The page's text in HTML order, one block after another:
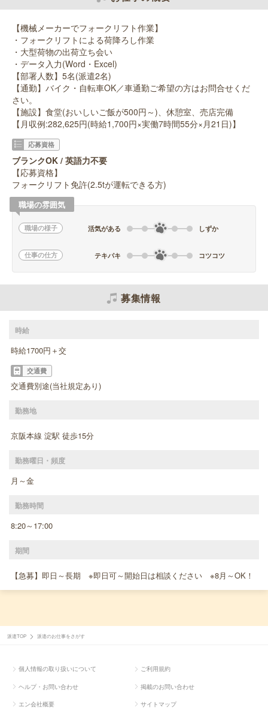
【機械メーカーでフォークリフト作業】
・フォークリフトによる荷降ろし作業
・大型荷物の出荷立ち会い
・データ入力(Word・Excel)
【部署人数】5名(派遣2名)
【通勤】バイク・自転車OK／車通勤ご希望の方はお問合せくだ
さい。
【施設】食堂(おいしいご飯が500円～)、休憩室、売店完備
【月収例:282,625円(時給1,700円×実働7時間55分×月21日)】
応募資格
ブランクOK / 英語力不要
【応募資格】
フォークリフト免許(2.5tが運転できる方)
職場の雰囲気
職場の様子 活気がある しずか
仕事の仕方 テキパキ コツコツ
募集情報
時給
時給1700円＋交
交通費
交通費別途(当社規定あり)
勤務地
京阪本線 淀駅 徒歩15分
勤務曜日・頻度
月～金
勤務時間
8:20～17:00
期間
【急募】即日～長期 ※即日可～開始日は相談ください ※8月～OK！
派遣TOP 派遣のお仕事をさがす
個人情報の取り扱いについて ご利用規約
ヘルプ・お問い合わせ 掲載のお問い合わせ
エン会社概要 サイトマップ